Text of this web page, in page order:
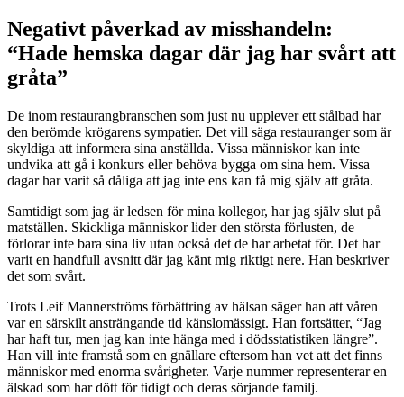
Negativt påverkad av misshandeln:
“Hade hemska dagar där jag har svårt att
gråta”
De inom restaurangbranschen som just nu upplever ett stålbad har
den berömde krögarens sympatier. Det vill säga restauranger som är
skyldiga att informera sina anställda. Vissa människor kan inte
undvika att gå i konkurs eller behöva bygga om sina hem. Vissa
dagar har varit så dåliga att jag inte ens kan få mig själv att gråta.
Samtidigt som jag är ledsen för mina kollegor, har jag själv slut på
matställen. Skickliga människor lider den största förlusten, de
förlorar inte bara sina liv utan också det de har arbetat för. Det har
varit en handfull avsnitt där jag känt mig riktigt nere. Han beskriver
det som svårt.
Trots Leif Mannerströms förbättring av hälsan säger han att våren
var en särskilt ansträngande tid känslomässigt. Han fortsätter, “Jag
har haft tur, men jag kan inte hänga med i dödsstatistiken längre”.
Han vill inte framstå som en gnällare eftersom han vet att det finns
människor med enorma svårigheter. Varje nummer representerar en
älskad som har dött för tidigt och deras sörjande familj.